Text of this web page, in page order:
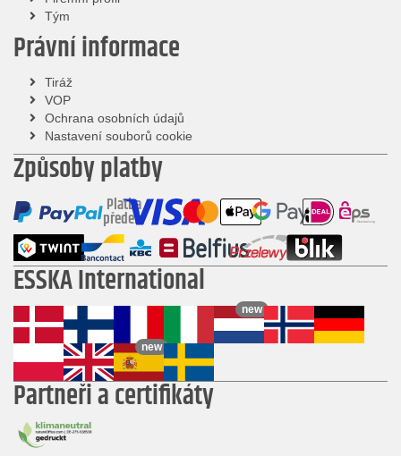
Tým
Právní informace
Tiráž
VOP
Ochrana osobních údajů
Nastavení souborů cookie
Způsoby platby
Platba
předem
ESSKA International
new
new
Partneři a certifikáty